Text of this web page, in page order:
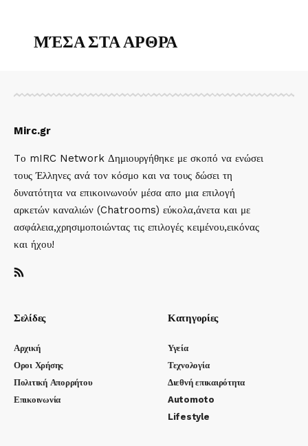
ΜΈΣΑ ΣΤΑ ΑΡΘΡΑ
Mirc.gr
Tο mIRC Network Δημιουργήθηκε με σκοπό να ενώσει
τους Έλληνες ανά τον κόσμο και να τους δώσει τη
δυνατότητα να επικοινωνούν μέσα απο μια επιλογή
αρκετών καναλιών (Chatrooms) εύκολα,άνετα και με
ασφάλεια,χρησιμοποιώντας τις επιλογές κειμένου,εικόνας
και ήχου!
Σελίδες
Αρχική
Οροι Χρήσης
Πολιτική Απορρήτου
Επικοινωνία
Κατηγορίες
Υγεία
Τεχνολογία
Διεθνή επικαιρότητα
Automoto
Lifestyle